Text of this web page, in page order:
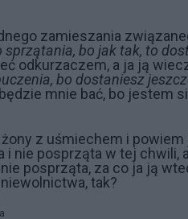
zamieszania
sprzątania, bo jak tak, to
odkurzaczem, a ja ją
bo dostaniesz
mnie bać, bo jestem
z uśmiechem i powiem
i nie posprząta w tej chwili,
posprząta, za co ja ją
tak?